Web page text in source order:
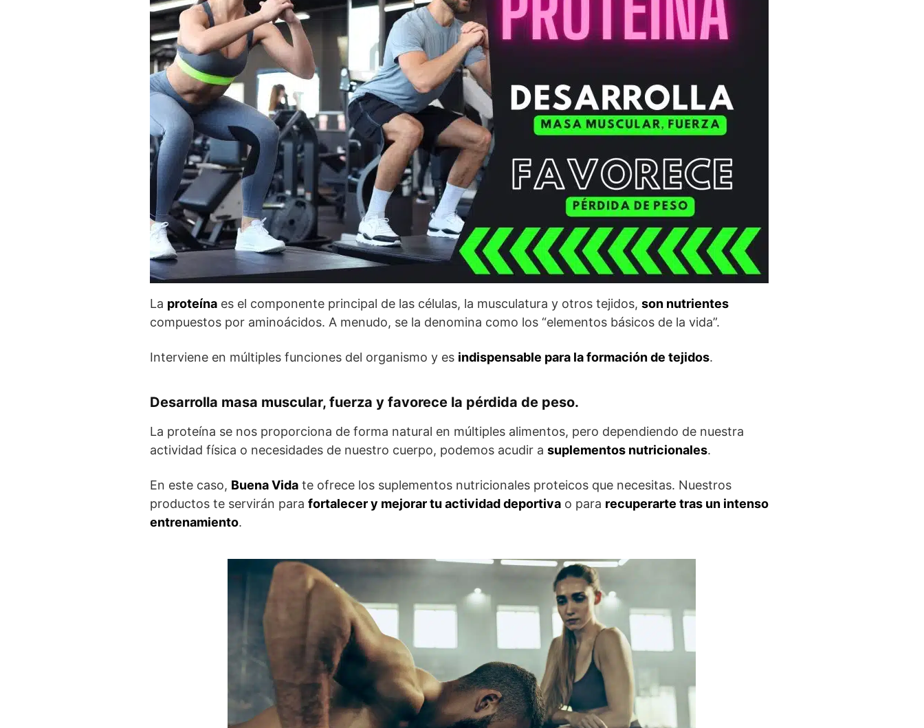
La proteínaes el componente principal de las células, la musculatura y otros tejidos, son nutrientes
compuestos por aminoácidos. A menudo, se la denomina como los “elementos básicos de la vida”.
Interviene en múltiples funciones del organismo y es indispensable para la formación de tejidos.
Desarrolla masa muscular, fuerza y favorece la pérdida de peso.
La proteína se nos proporciona de forma natural en múltiples alimentos, pero dependiendo de nuestra
actividad física o necesidades de nuestro cuerpo, podemos acudir a suplementos nutricionales.
En este caso, Buena Vidate ofrece los suplementos nutricionales proteicos que necesitas. Nuestros
productos te servirán para fortalecer y mejorar tu actividad deportivao para recuperarte tras un intenso
entrenamiento.